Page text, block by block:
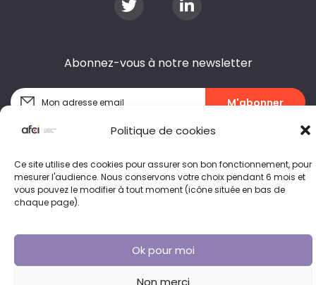
Politique de cookies
Ce site utilise des cookies pour assurer son bon fonctionnement, pour
mesurer l'audience. Nous conservons votre choix pendant 6 mois et
vous pouvez le modifier à tout moment (icône située en bas de
chaque page).
Ok pour moi
Non merci
Abonnez-vous à notre newsletter
Crédits et mentions légales
Politique de cookies (EU)